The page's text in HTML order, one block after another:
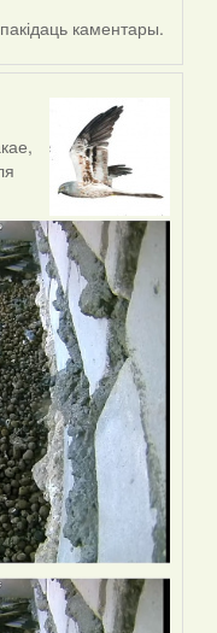
каментары.